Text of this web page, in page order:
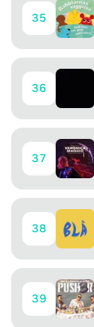
35
36
37
38
39